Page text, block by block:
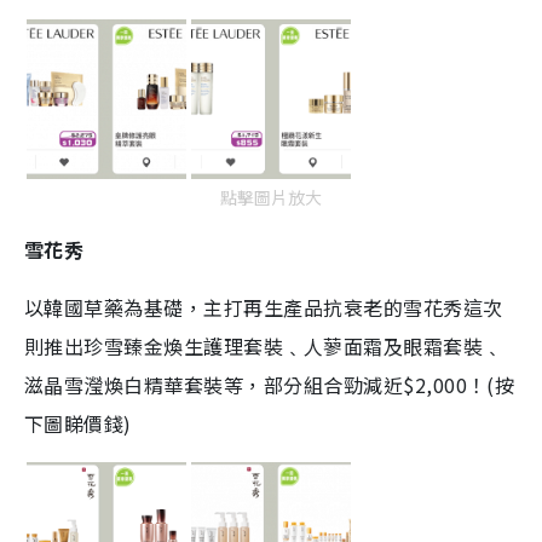
點擊圖片放大
雪花秀
以韓國草藥為基礎，主打再生產品抗衰老的雪花秀這次
則推出珍雪臻金煥生護理套裝﹑人蓼面霜及眼霜套裝﹑
滋晶雪瀅煥白精華套裝等，部分組合勁減近$2,000！(按
下圖睇價錢)